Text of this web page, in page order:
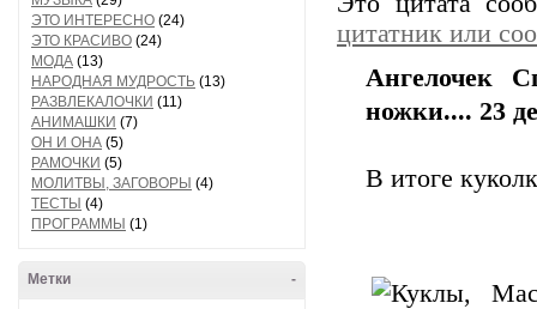
ЭТО ИНТЕРЕСНО (24)
ЭТО КРАСИВО (24)
МОДА (13)
НАРОДНАЯ МУДРОСТЬ (13)
РАЗВЛЕКАЛОЧКИ (11)
АНИМАШКИ (7)
ОН И ОНА (5)
РАМОЧКИ (5)
МОЛИТВЫ, ЗАГОВОРЫ (4)
ТЕСТЫ (4)
ПРОГРАММЫ (1)
-
Метки
цитатник или
Ангелочек
ножки.... 23
В итоге